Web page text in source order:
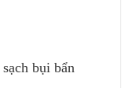
bụi bẩn